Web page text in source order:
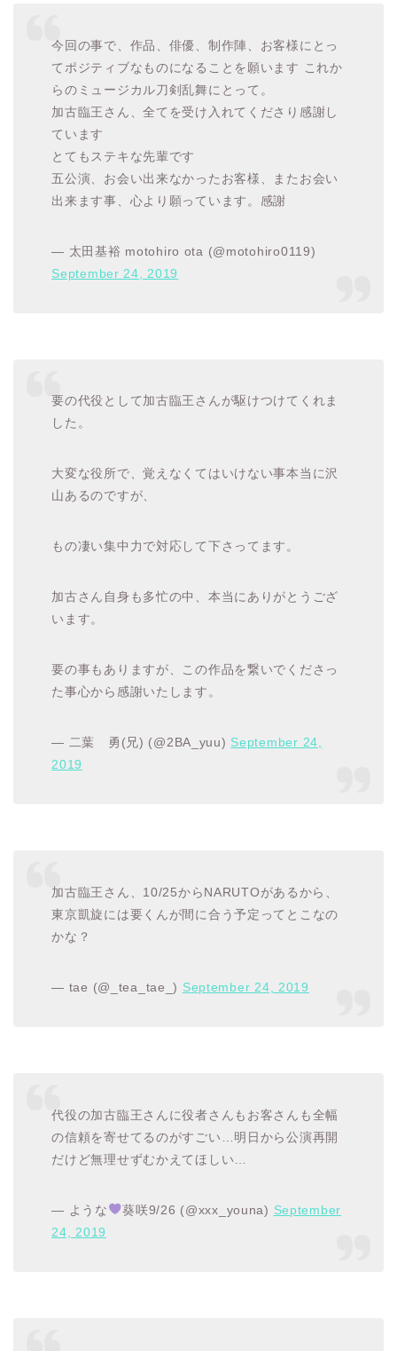
今回の事で、作品、俳優、制作陣、お客様にとっ
てポジティブなものになることを願います これか
らのミュージカル刀剣乱舞にとって。
加古臨王さん、全てを受け入れてくださり感謝し
ています
とてもステキな先輩です
五公演、お会い出来なかったお客様、またお会い
出来ます事、心より願っています。感謝
— 太田基裕 motohiro ota (@motohiro0119)
September 24, 2019
要の代役として加古臨王さんが駆けつけてくれま
した。
大変な役所で、覚えなくてはいけない事本当に沢
山あるのですが、
もの凄い集中力で対応して下さってます。
加古さん自身も多忙の中、本当にありがとうござ
います。
要の事もありますが、この作品を繋いでくださっ
た事心から感謝いたします。
— 二葉 勇(兄) (@2BA_yuu) September 24,
2019
加古臨王さん、10/25からNARUTOがあるから、
東京凱旋には要くんが間に合う予定ってとこなの
かな？
— tae (@_tea_tae_) September 24, 2019
代役の加古臨王さんに役者さんもお客さんも全幅
の信頼を寄せてるのがすごい…明日から公演再開
だけど無理せずむかえてほしい…
— ような 葵咲9/26 (@xxx_youna) September
24, 2019